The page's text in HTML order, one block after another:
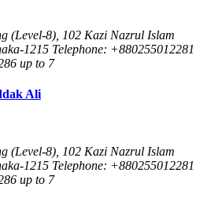
(Level-8), 102 Kazi Nazrul Islam
1215 Telephone: +880255012281
up to 7
Ali
(Level-8), 102 Kazi Nazrul Islam
1215 Telephone: +880255012281
up to 7